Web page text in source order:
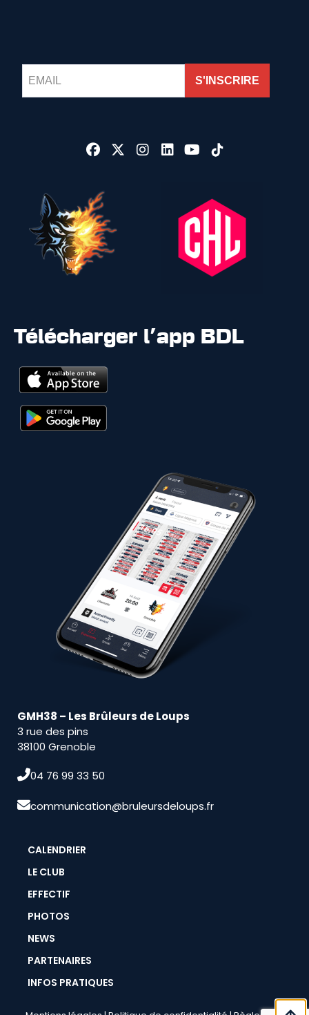
S'INSCRIRE
CALENDRIER
LE CLUB
EFFECTIF
PHOTOS
NEWS
PARTENAIRES
INFOS PRATIQUES
GMH38 – Les Brûleurs de Loups
3 rue des pins
38100 Grenoble
04 76 99 33 50
communication@bruleursdeloups.fr
Télécharger l'app BDL